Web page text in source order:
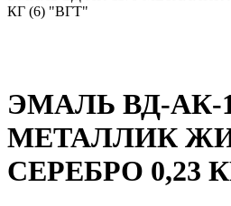
КГ (6) "ВГТ"
ЭМАЛЬ ВД-АК-
МЕТАЛЛИК
СЕРЕБРО 0,23